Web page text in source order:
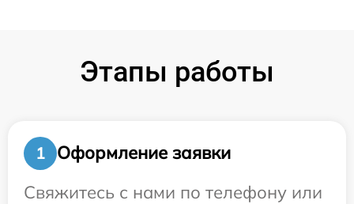
Этапы работы
1
Оформление заявки
Свяжитесь с нами по телефону или